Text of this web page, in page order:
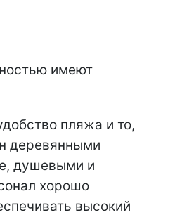
имеют
пляжа и то,
деревянными
душевыми и
хорошо
высокий